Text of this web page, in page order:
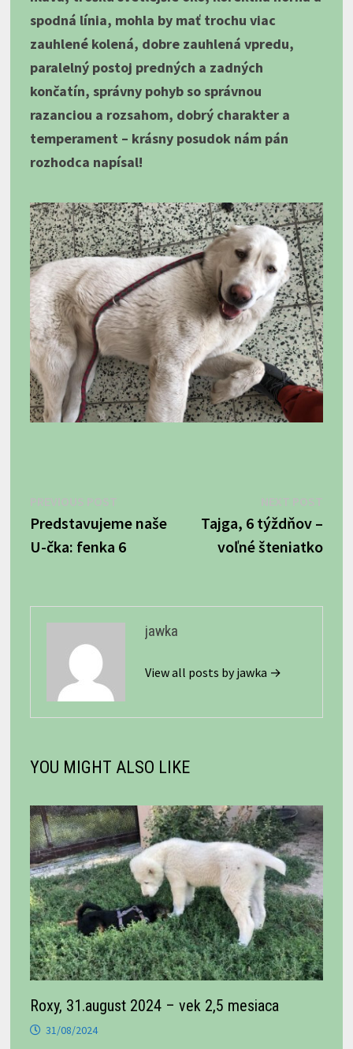
spodná línia, mohla by mať trochu viac
zauhlené kolená, dobre zauhlená vpredu,
paralelný postoj predných a zadných
končatín, správny pohyb so správnou
razanciou a rozsahom, dobrý charakter a
temperament – krásny posudok nám pán
rozhodca napísal!
v
post:
Predstavujeme naše
U-čka: fenka 6
Tajga, 6 týždňov –
voľné šteniatko
jawka
View all posts by jawka →
YOU MIGHT ALSO LIKE
Roxy, 31.august 2024 – vek 2,5 mesiaca
31/08/2024